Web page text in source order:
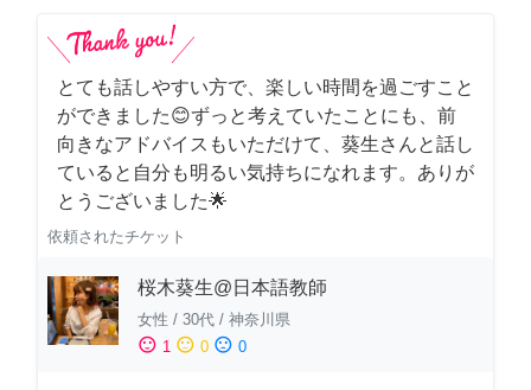
とても話しやすい方で、楽しい時間を過ごすこと
ができました😊ずっと考えていたことにも、前
向きなアドバイスもいただけて、葵生さんと話し
ていると自分も明るい気持ちになれます。ありが
とうございました🌟
依頼されたチケット
桜木葵生@日本語教師
女性 / 30代 / 神奈川県
sentiment_satisfied 1 sentiment_neutral 0 sentiment_dissatisfied 0